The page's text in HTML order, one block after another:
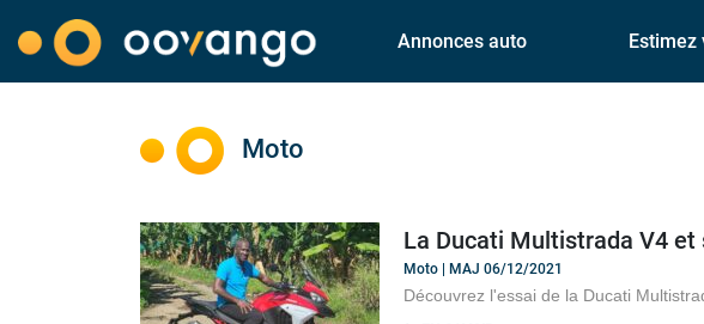
Annonces auto Estimez
Moto
La Ducati Multistrada V4 et
Moto | MAJ 06/12/2021
Découvrez l'essai de la Ducati